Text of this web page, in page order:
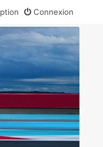
Connexion